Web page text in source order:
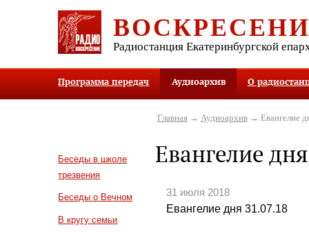
Радиостанция Екатеринбургской
Программа передач Аудиоархив О
Беседы в школе
трезвения
Беседы о Вечном
В кругу семьи
Главная→ Аудиоархив→ Евангелие
Евангелие дня
31 июля 2018
Евангелие дня 31.07.18